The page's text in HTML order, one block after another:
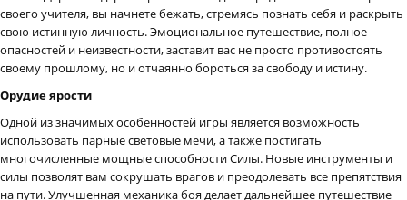
своего учителя, вы начнете бежать, стремясь познать себя и раскрыть
свою истинную личность. Эмоциональное путешествие, полное
опасностей и неизвестности, заставит вас не просто противостоять
своему прошлому, но и отчаянно бороться за свободу и истину.
Орудие ярости
Одной из значимых особенностей игры является возможность
использовать парные световые мечи, а также постигать
многочисленные мощные способности Силы. Новые инструменты и
силы позволят вам сокрушать врагов и преодолевать все препятствия
на пути. Улучшенная механика боя делает дальнейшее путешествие